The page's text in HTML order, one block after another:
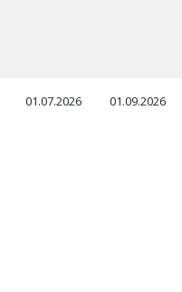
01.07.2026 01.09.2026